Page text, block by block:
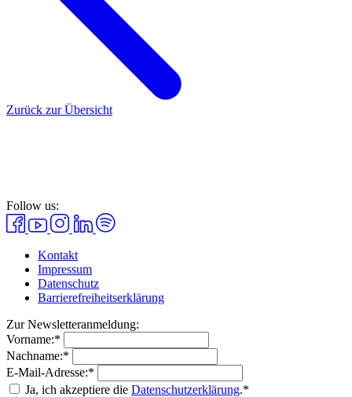
Zurück zur Übersicht
Follow us:
Kontakt
Impressum
Datenschutz
Barrierefreiheitserklärung
Zur Newsletteranmeldung:
Vorname:*
Nachname:*
E-Mail-Adresse:*
Ja, ich akzeptiere die Datenschutzerklärung.*